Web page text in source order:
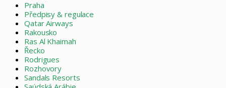
Praha
Předpisy & regulace
Qatar Airways
Rakousko
Ras Al Khaimah
Řecko
Rodrigues
Rozhovory
Sandals Resorts